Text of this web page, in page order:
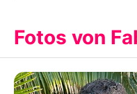
Fotos von